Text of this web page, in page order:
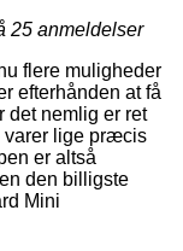
25 anmeldelser
flere muligheder
efterhånden at få
det nemlig er ret
varer lige præcis
er altså
den billigste
Mini